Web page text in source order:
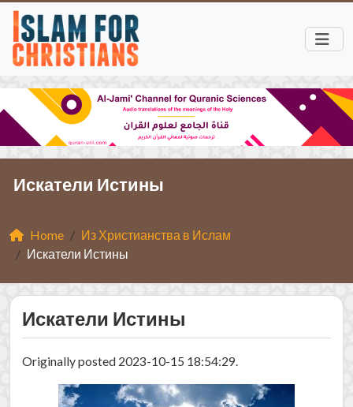
Искатели Истины
Home
Из Христианства в Ислам
Искатели Истины
Искатели Истины
Originally posted 2023-10-15 18:54:29.